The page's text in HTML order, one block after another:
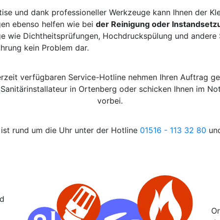
und dank professioneller Werkzeuge kann Ihnen der
ebenso helfen wie bei der Reinigung oder
wie Dichtheitsprüfungen, Hochdruckspülung und
kein Problem dar.
verfügbaren Service-Hotline nehmen Ihren Auftrag
in Ortenberg oder schicken Ihnen im
vorbei.
rund um die Uhr unter der Hotline 01516 - 113 32 80